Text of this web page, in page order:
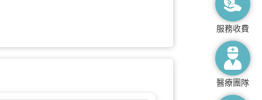
服務收費
醫療團隊